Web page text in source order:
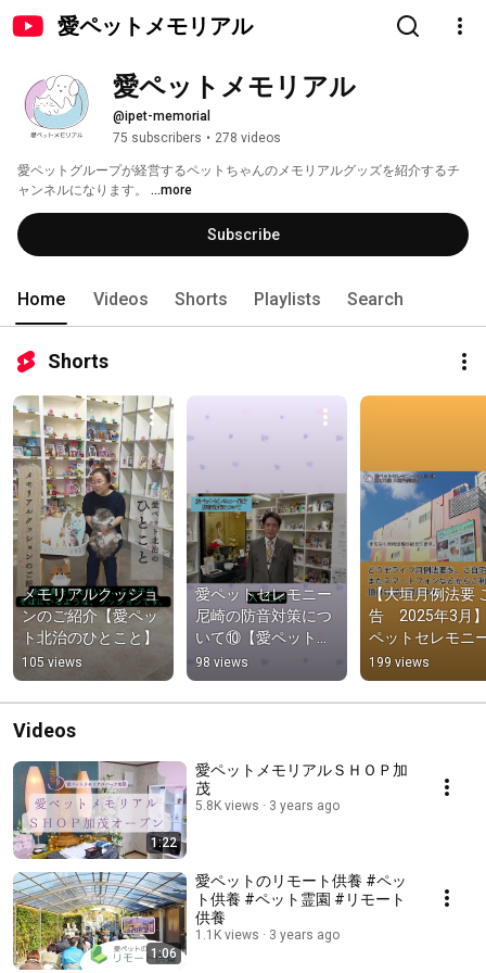
愛ペットメモリアル
愛ペットメモリアル
@ipet-memorial
75 subscribers • 278 videos
愛ペットグループが経営するペットちゃんのメモリアルグッズを紹介するチ
ャンネルになります。 ...more
Subscribe
Home Videos Shorts Playlists Search
Shorts
メモリアルクッショ
ンのご紹介【愛ペッ
ト北治のひとこと】
105 views
愛ペットセレモニー
尼崎の防音対策につ
いて⑩【愛ペットグ
ループ代表挨拶 第③
話】
98 views
【大垣月例法要
告　2025年3月
ペットセレモニ
ール大垣
199 views
Videos
1:22
愛ペットメモリアルＳＨＯＰ加
茂
5.8K views 3 years ago
1:06
愛ペットのリモート供養 #ペッ
ト供養 #ペット霊園 #リモート
供養
1.1K views 3 years ago